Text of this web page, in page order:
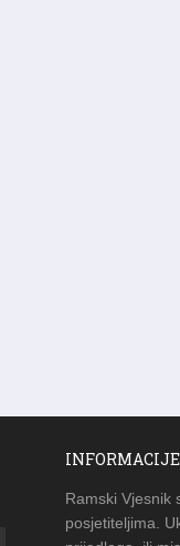
Ramski Vjesnik
posjetiteljima.